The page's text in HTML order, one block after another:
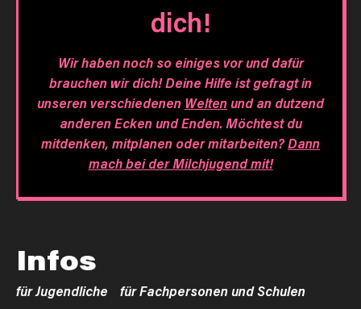
dich!
Wir haben noch so einiges vor und dafür
brauchen wir dich! Deine Hilfe ist gefragt in
unseren verschiedenen Weltenund an dutzend
anderen Ecken und Enden. Möchtest du
mitdenken, mitplanen oder mitarbeiten?Dann
mach bei der Milchjugend mit!
Infos
für Jugendliche
für Fachpersonen und Schulen